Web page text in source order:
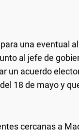
una eventual
al jefe de
un acuerdo
18 de mayo y
cercanas a